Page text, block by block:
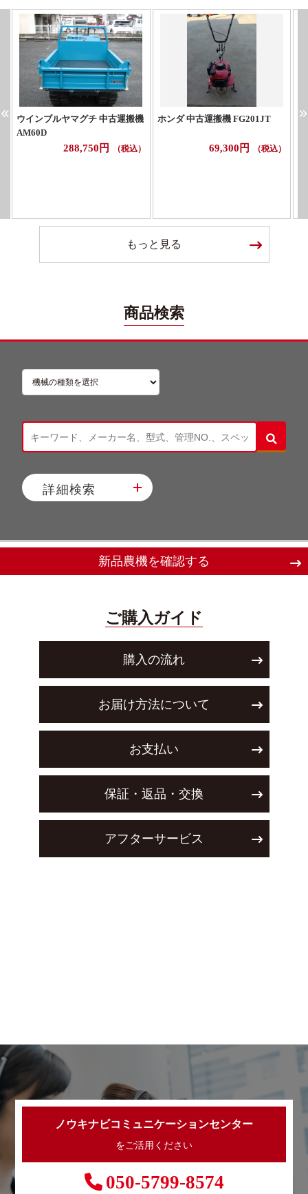
ウインブルヤマグチ 中古運搬機
AM60D
288,750円 （税込）
ホンダ 中古運搬機 FG201JT
69,300円 （税込）
もっと見る
商品検索
詳細検索
新品農機を確認する
ご購入ガイド
購入の流れ
お届け方法について
お支払い
保証・返品・交換
アフターサービス
ノウキナビコミュニケーションセンター
をご活用ください
050-5799-8574